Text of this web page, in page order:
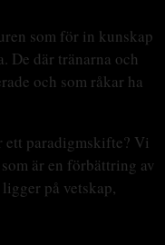
som för in kunskap
De där tränarna och
och som råkar ha
paradigmskifte? Vi
är en förbättring av
på vetskap,